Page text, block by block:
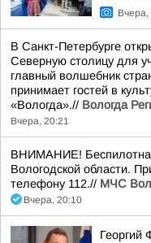
Вчера,
В Санкт-Петербурге
Северную столицу для
главный волшебник
принимает гостей в
«Вологда».// Вологда
Вчера, 20:21
ВНИМАНИЕ!
Вологодской области.
телефону 112.// МЧС
Вчера, 20:10
Георгий